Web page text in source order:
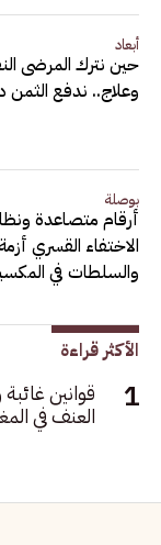
أبعاد
حين نترك المرضى
وعلاج.. ندفع الثمن
بوصلة
أرقام متصاعدة
الاختفاء القسري
والسلطات في
الأكثر قراءة
قوانين
العنف في